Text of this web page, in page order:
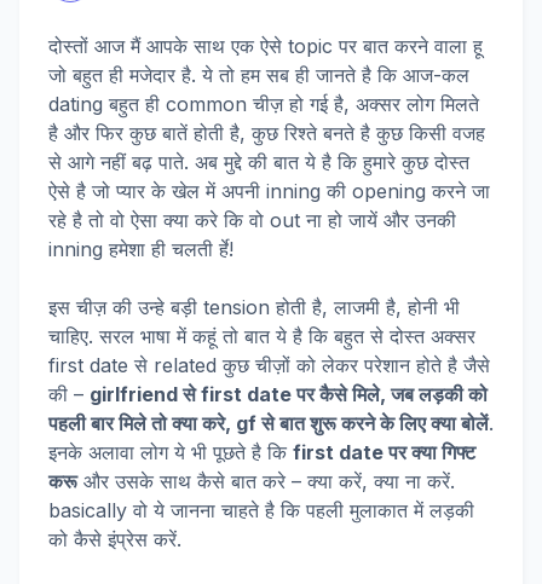
दोस्तों आज मैं आपके साथ एक ऐसे topic पर बात करने वाला हू
जो बहुत ही मजेदार है. ये तो हम सब ही जानते है कि आज-कल
dating बहुत ही common चीज़ हो गई है, अक्सर लोग मिलते
है और फिर कुछ बातें होती है, कुछ रिश्ते बनते है कुछ किसी वजह
से आगे नहीं बढ़ पाते. अब मुद्दे की बात ये है कि हुमारे कुछ दोस्त
ऐसे है जो प्यार के खेल में अपनी inning की opening करने जा
रहे है तो वो ऐसा क्या करे कि वो out ना हो जायें और उनकी
inning हमेशा ही चलती र्हे!
इस चीज़ की उन्हे बड़ी tension होती है, लाजमी है, होनी भी
चाहिए. सरल भाषा में कहूं तो बात ये है कि बहुत से दोस्त अक्सर
first date से related कुछ चीज़ों को लेकर परेशान होते है जैसे
की – girlfriend से first date पर कैसे मिले, जब लड़की को
पहली बार मिले तो क्या करे, gf से बात शुरू करने के लिए क्या बोलें.
इनके अलावा लोग ये भी पूछते है कि first date पर क्या गिफ्ट
करूऔर उसके साथ कैसे बात करे – क्या करें, क्या ना करें.
basically वो ये जानना चाहते है कि पहली मुलाकात में लड़की
को कैसे इंप्रेस करें.